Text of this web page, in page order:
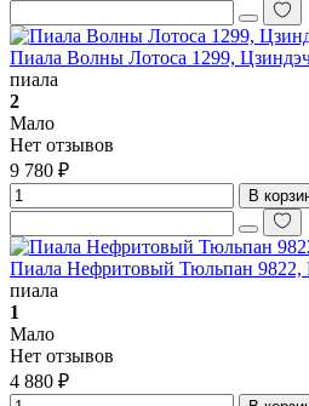
Пиала Волны Лотоса 1299,
пиала
2
Мало
Нет отзывов
9 780 ₽
В
Пиала Нефритовый Тюльпан 9822,
пиала
1
Мало
Нет отзывов
4 880 ₽